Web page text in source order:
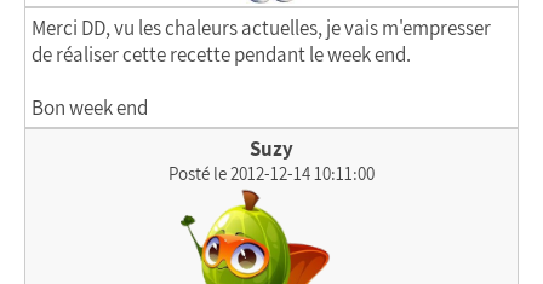
Merci DD, vu les chaleurs actuelles, je vais m'empresser
de réaliser cette recette pendant le week end.
Bon week end
Suzy
Posté le 2012-12-14 10:11:00